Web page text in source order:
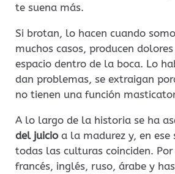
te suena más.
Si brotan, lo hacen cuando
muchos casos, producen
espacio dentro de la boca. Lo
dan problemas, se extraigan
no tienen una función
A lo largo de la historia se ha
del juicioa la madurez y, en ese
todas las culturas coinciden.
francés, inglés, ruso, árabe y